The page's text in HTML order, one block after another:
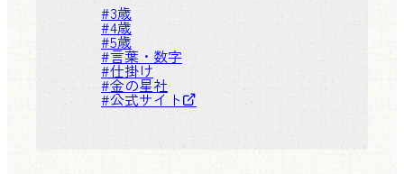
#3歳
#4歳
#5歳
#言葉・数字
#仕掛け
#金の星社
#公式サイト